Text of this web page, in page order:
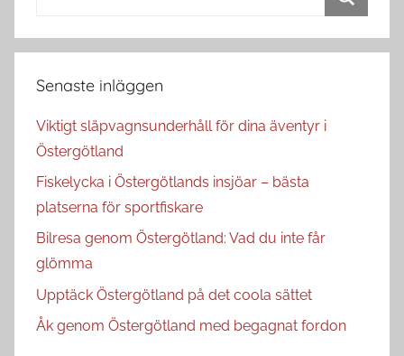
Senaste inläggen
Viktigt släpvagnsunderhåll för dina äventyr i
Östergötland
Fiskelycka i Östergötlands insjöar – bästa
platserna för sportfiskare
Bilresa genom Östergötland: Vad du inte får
glömma
Upptäck Östergötland på det coola sättet
Åk genom Östergötland med begagnat fordon